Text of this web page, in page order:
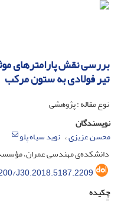
بررسی نقش پارامترهای
تیر فولادی به ستون مرکب
نوع مقاله : پژوهشی
نویسندگان
محسن عزیزی نوید سیاه پلو
دانشکده‌ی مهندسی عمران،
J30.2018.5187.2209
چکیده